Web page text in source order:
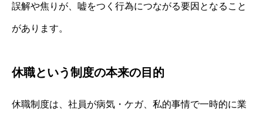
誤解や焦りが、嘘をつく行為につながる要因となること
があります。
休職という制度の本来の目的
休職制度は、社員が病気・ケガ、私的事情で一時的に業